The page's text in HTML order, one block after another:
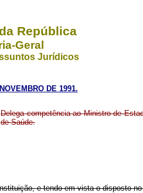
República
Geral
Jurídicos
DE 1991.
Delega competência ao Ministro de
de Saúde.
e tendo em vista o disposto